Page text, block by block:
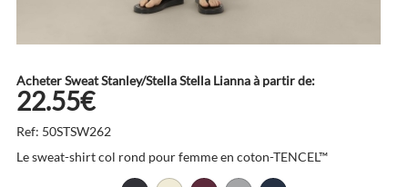
Acheter Sweat Stanley/Stella Stella Lianna à partir de:
22.55€
Ref: 50STSW262
Le sweat-shirt col rond pour femme en coton-TENCEL™